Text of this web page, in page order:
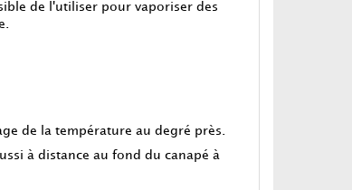
de l'utiliser pour vaporiser des
de la température au degré près.
à distance au fond du canapé à